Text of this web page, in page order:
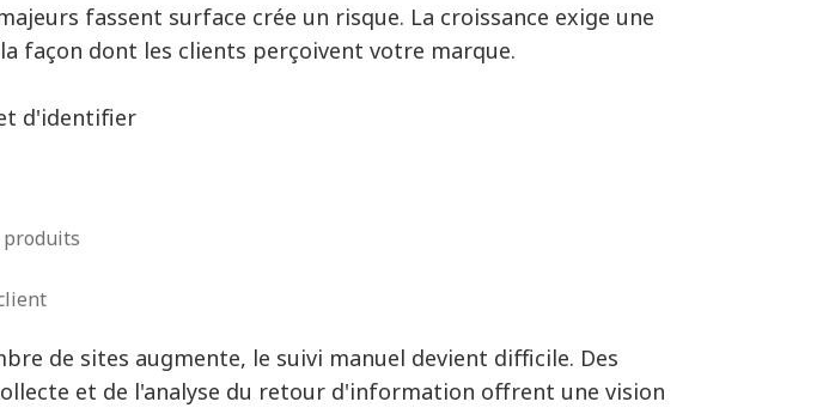
fassent surface crée un risque. La croissance exige une
façon dont les clients perçoivent votre marque.
d'identifier
produits
de sites augmente, le suivi manuel devient difficile. Des
et de l'analyse du retour d'information offrent une vision